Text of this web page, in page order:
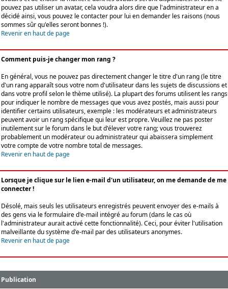
pouvez pas utiliser un avatar, cela voudra alors dire que l'administrateur en a
décidé ainsi, vous pouvez le contacter pour lui en demander les raisons (nous
sommes sûr qu'elles seront bonnes !).
Revenir en haut de page
Comment puis-je changer mon rang ?
En général, vous ne pouvez pas directement changer le titre d'un rang (le titre
d'un rang apparaît sous votre nom d'utilisateur dans les sujets de discussions et
dans votre profil selon le thème utilisé). La plupart des forums utilisent les rangs
pour indiquer le nombre de messages que vous avez postés, mais aussi pour
identifier certains utilisateurs, exemple : les modérateurs et administrateurs
peuvent avoir un rang spécifique qui leur est propre. Veuillez ne pas poster
inutilement sur le forum dans le but d'élever votre rang; vous trouverez
probablement un modérateur ou administrateur qui abaissera simplement
votre compte de votre nombre total de messages.
Revenir en haut de page
Lorsque je clique sur le lien e-mail d'un utilisateur, on me demande de me
connecter !
Désolé, mais seuls les utilisateurs enregistrés peuvent envoyer des e-mails à
des gens via le formulaire d'e-mail intégré au forum (dans le cas où
l'administrateur aurait activé cette fonctionnalité). Ceci, pour éviter l'utilisation
malveillante du système d'e-mail par des utilisateurs anonymes.
Revenir en haut de page
Publication